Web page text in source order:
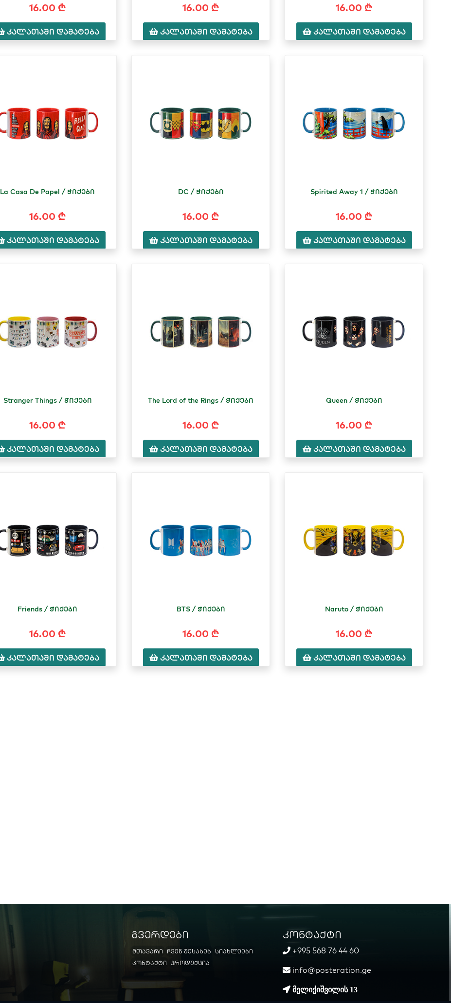
16.00 ₾
კალათაში დამატება
16.00 ₾
კალათაში დამატება
16.00 ₾
კალათაში დამატება
La Casa De Papel / ჭიქები
16.00 ₾
კალათაში დამატება
DC / ჭიქები
16.00 ₾
კალათაში დამატება
Spirited Away 1 / ჭიქები
16.00 ₾
კალათაში დამატება
Stranger Things / ჭიქები
16.00 ₾
კალათაში დამატება
The Lord of the Rings / ჭიქები
16.00 ₾
კალათაში დამატება
Queen / ჭიქები
16.00 ₾
კალათაში დამატება
Friends / ჭიქები
16.00 ₾
კალათაში დამატება
BTS / ჭიქები
16.00 ₾
კალათაში დამატება
Naruto / ჭიქები
16.00 ₾
კალათაში დამატება
გვერდები
მთავარი ჩვენ შესახებ
სიახლეები
კონტაქტი პროდუქცია
კონტაქტი
+995 568 76 44 60
info@posteration.ge
მელიქიშვილის 13